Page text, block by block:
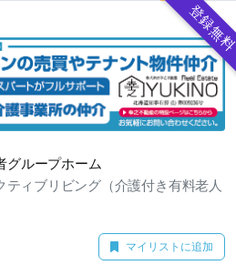
登録無
グループホーム
ティブリビング（介護付き有料老人
マイリストに追加